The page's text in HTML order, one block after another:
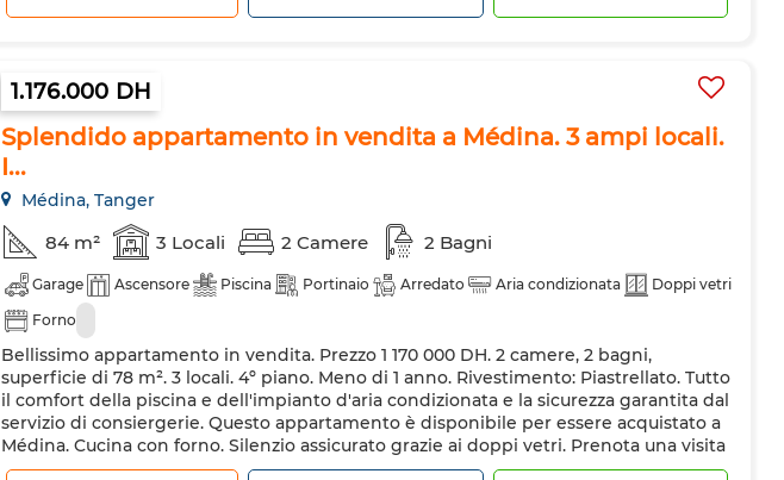
1.176.000 DH
Splendido appartamento in vendita a Médina. 3 ampi locali.
I...
Médina, Tanger
84 m² 3 Locali 2 Camere 2 Bagni
Garage Ascensore Piscina Portinaio Arredato Aria condizionata
Doppi vetri
Forno
Bellissimo appartamento in vendita. Prezzo 1 170 000 DH. 2 camere, 2 bagni,
superficie di 78 m². 3 locali. 4º piano. Meno di 1 anno. Rivestimento: Piastrellato. Tutto
il comfort della piscina e dell'impianto d'aria condizionata e la sicurezza garantita dal
servizio di consiergerie. Questo appartamento è disponibile per essere acquistato a
Médina. Cucina con forno. Silenzio assicurato grazie ai doppi vetri. Prenota una visita
per visitare qu...